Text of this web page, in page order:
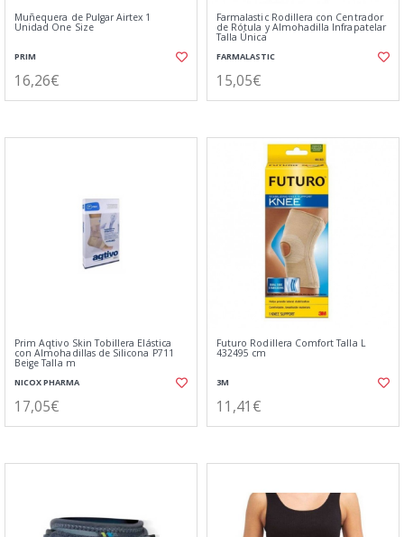
Muñequera de Pulgar Airtex 1
Unidad One Size
PRIM
16,26€
Farmalastic Rodillera con Centrador
de Rótula y Almohadilla Infrapatelar
Talla Única
FARMALASTIC
15,05€
Prim Aqtivo Skin Tobillera Elástica
con Almohadillas de Silicona P711
Beige Talla m
NICOX PHARMA
17,05€
Futuro Rodillera Comfort Talla L
432495 cm
3M
11,41€